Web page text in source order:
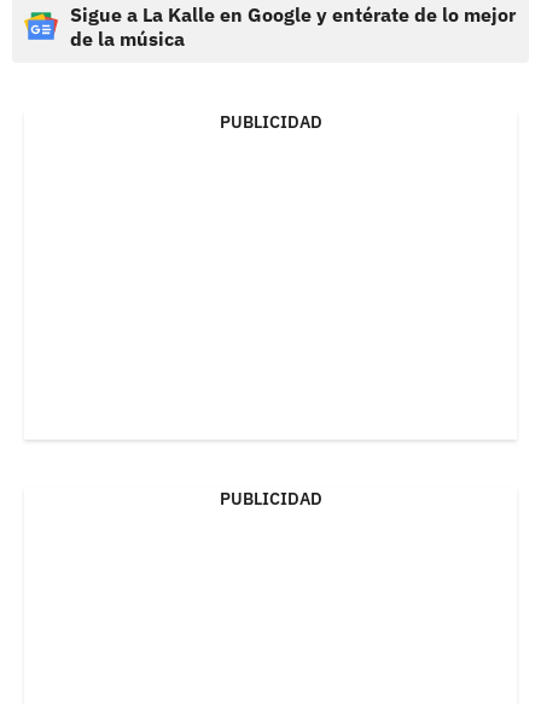
Sigue a La Kalle en Google y entérate de lo mejor
de la música
PUBLICIDAD
PUBLICIDAD